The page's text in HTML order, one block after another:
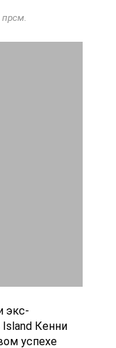
прсм.
экс-
Кенни
успехе